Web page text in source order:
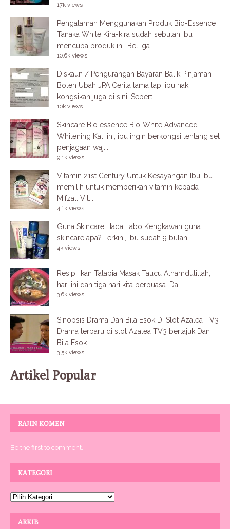
17k views
Pengalaman Menggunakan Produk Bio-Essence
Tanaka White Kira-kira sudah sebulan ibu
mencuba produk ini. Beli ga...
10.6k views
Diskaun / Pengurangan Bayaran Balik Pinjaman
Boleh Ubah JPA Cerita lama tapi ibu nak
kongsikan juga di sini. Sepert...
10k views
Skincare Bio essence Bio-White Advanced
Whitening Kali ini, ibu ingin berkongsi tentang set
penjagaan waj...
9.1k views
Vitamin 21st Century Untuk Kesayangan Ibu Ibu
memilih untuk memberikan vitamin kepada
Mifzal. Vit...
4.1k views
Guna Skincare Hada Labo Kengkawan guna
skincare apa? Terkini, ibu sudah 9 bulan...
4k views
Resipi Ikan Talapia Masak Taucu Alhamdulillah,
hari ini dah tiga hari kita berpuasa. Da...
3.6k views
Sinopsis Drama Dan Bila Esok Di Slot Azalea TV3
Drama terbaru di slot Azalea TV3 bertajuk Dan
Bila Esok...
3.5k views
Artikel Popular
RAJIN KOMEN
Be the first to comment.
KATEGORI
ARKIB